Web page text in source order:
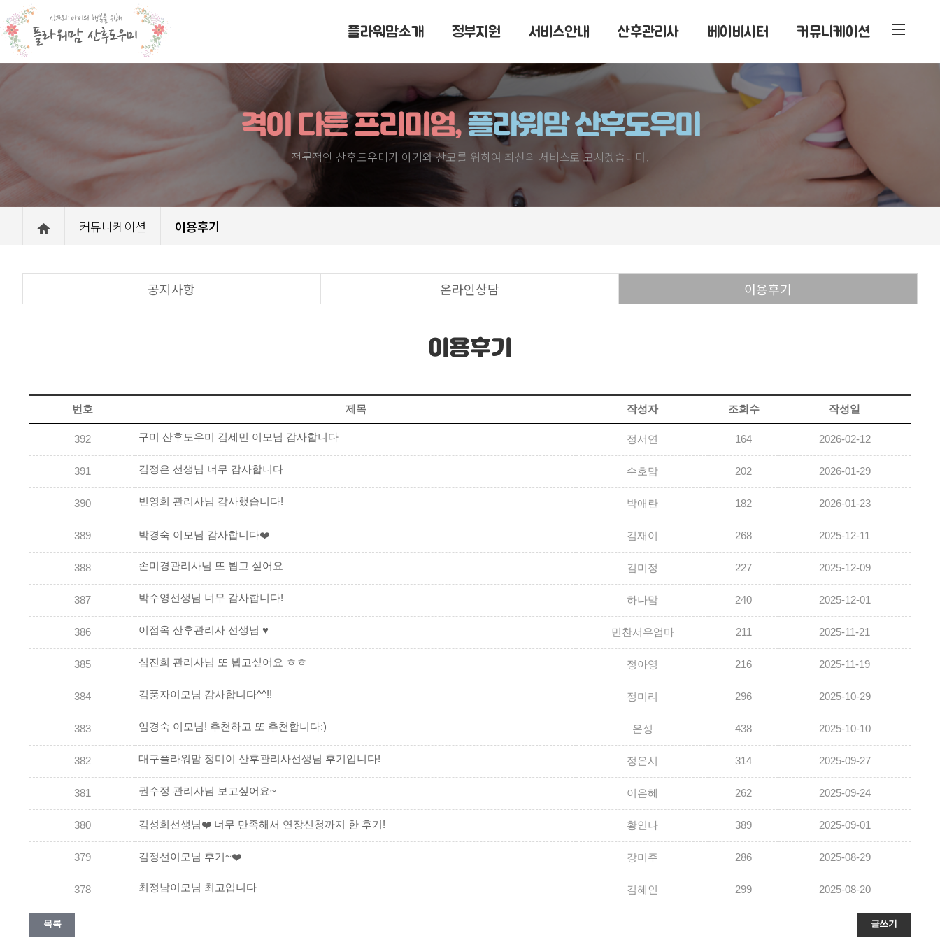
플라워맘소개 정부지원 서비스안내 산후관리사 베이비시터 커뮤니케이션
격이 다른 프리미엄,플라워맘 산후도우미
전문적인 산후도우미가 아기와 산모를 위하여 최선의 서비스로 모시겠습니다.
커뮤니케이션 이용후기
공지사항 온라인상담 이용후기
이용후기
번호 제목 작성자 조회수 작성일
392 구미 산후도우미 김세민 이모님 감사합니다 정서연 164 2026-02-12
391 김정은 선생님 너무 감사합니다 수호맘 202 2026-01-29
390 빈영희 관리사님 감사했습니다! 박애란 182 2026-01-23
389 박경숙 이모님 감사합니다❤️ 김재이 268 2025-12-11
388 손미경관리사님 또 뵙고 싶어요 김미정 227 2025-12-09
387 박수영선생님 너무 감사합니다! 하나맘 240 2025-12-01
386 이점옥 산후관리사 선생님 ♥ 민찬서우엄마 211 2025-11-21
385 심진희 관리사님 또 뵙고싶어요 ㅎㅎ 정아영 216 2025-11-19
384 김풍자이모님 감사합니다^^!! 정미리 296 2025-10-29
383 임경숙 이모님! 추천하고 또 추천합니다:) 은성 438 2025-10-10
382 대구플라워맘 정미이 산후관리사선생님 후기입니다! 정은시 314 2025-09-27
381 권수정 관리사님 보고싶어요~ 이은혜 262 2025-09-24
380 김성희선생님❤️ 너무 만족해서 연장신청까지 한 후기! 황인나 389 2025-09-01
379 김정선이모님 후기~❤️ 강미주 286 2025-08-29
378 최정남이모님 최고입니다 김혜인 299 2025-08-20
목록 글쓰기